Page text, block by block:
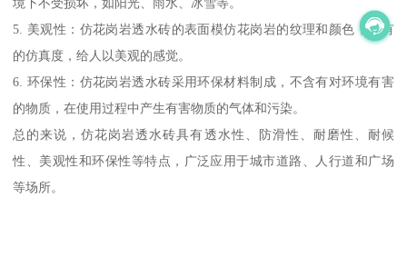
境下不受损坏，如阳光、雨水、冰雪等。
5. 美观性：仿花岗岩透水砖的表面模仿花岗岩的纹理和颜色，具有
的仿真度，给人以美观的感觉。
6. 环保性：仿花岗岩透水砖采用环保材料制成，不含有对环境有害
的物质，在使用过程中产生有害物质的气体和污染。
总的来说，仿花岗岩透水砖具有透水性、防滑性、耐磨性、耐候
性、美观性和环保性等特点，广泛应用于城市道路、人行道和广场
等场所。